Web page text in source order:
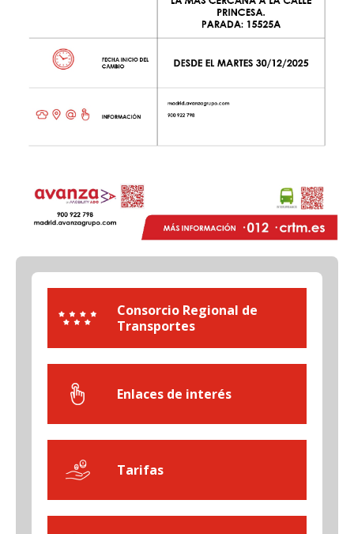
Consorcio Regional de
Transportes
Enlaces de interés
Tarifas